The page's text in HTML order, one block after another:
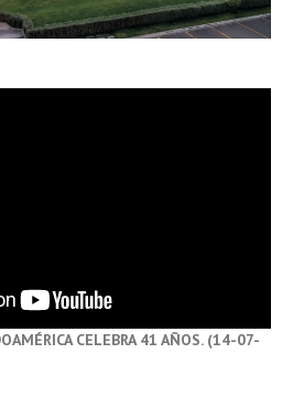
CELEBRA 41 AÑOS. (14-07-